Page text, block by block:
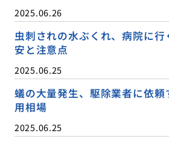
2025.06.26
虫刺されの水ぶくれ、病院に行
安と注意点
2025.06.25
蟻の大量発生、駆除業者に依
用相場
2025.06.25